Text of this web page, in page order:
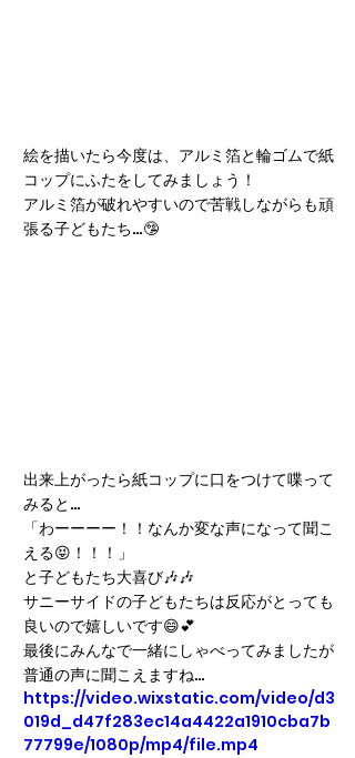
絵を描いたら今度は、アルミ箔と輪ゴムで紙
コップにふたをしてみましょう！
アルミ箔が破れやすいので苦戦しながらも頑
張る子どもたち…🤥
出来上がったら紙コップに口をつけて喋って
みると…
「わーーーー！！なんか変な声になって聞こ
える😝！！！」
と子どもたち大喜び🎶🎶
サニーサイドの子どもたちは反応がとっても
良いので嬉しいです😄💕
最後にみんなで一緒にしゃべってみましたが
普通の声に聞こえますね…
https://video.wixstatic.com/video/d3
019d_d47f283ec14a4422a1910cba7b
77799e/1080p/mp4/file.mp4